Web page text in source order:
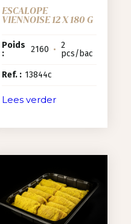
ESCALOPE
VIENNOISE 12 X 180 G
Poids
:
2160 • 2
pcs/bac
Ref. : 13844c
Lees verder